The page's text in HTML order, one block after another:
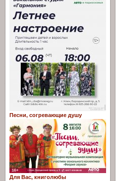
Песни, согревающие душу
Для Вас, книголюбы